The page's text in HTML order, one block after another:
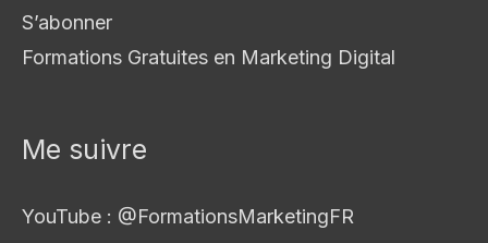
S’abonner
Formations Gratuites en Marketing Digital
Me suivre
YouTube : @FormationsMarketingFR